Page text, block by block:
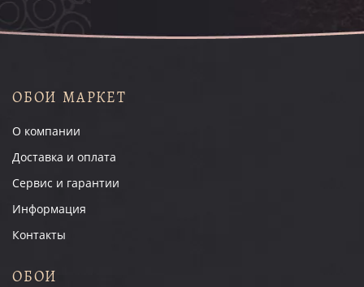
ОБОИ МАРКЕТ
О компании
Доставка и оплата
Сервис и гарантии
Информация
Контакты
ОБОИ